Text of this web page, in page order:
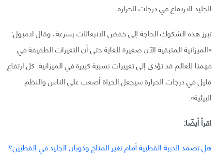
الجليد الارتفاع في درجات الحرارة.
تبرز هذه الشكوك الحاجة إلى خفض الانبعاثات بسرعة، وقال لامبول:
«الميزانية المتبقية الآن صغيرة للغاية حتى أن التغيرات الطفيفة في
فهمنا للعالم قد تؤدي إلى تغييرات نسبية كبيرة في الميزانية. كل ارتفاع
قليل في درجات الحرارة سيجعل الحياة أصعب على الناس والنظم
البيئية».
اقرأ أيضًا:
هل تصمد الدببة القطبية أمام تغير المناخ وذوبان الجليد في القطبين؟